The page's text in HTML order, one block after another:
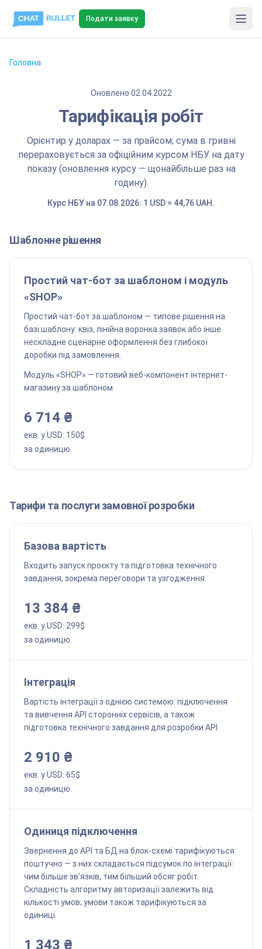
Подати заявку
Головна
Оновлено 02.04.2022
Тарифікація робіт
Орієнтир у доларах — за прайсом; сума в гривні
перераховується за офіційним курсом НБУ на дату
показу (оновлення курсу — щонайбільше раз на
годину).
Курс НБУ на 07.08.2026: 1 USD = 44,76 UAH.
Шаблонне рішення
Простий чат-бот за шаблоном і модуль
«SHOP»
Простий чат-бот за шаблоном — типове рішення на
базі шаблону: квіз, лінійна воронка заявок або інше
нескладне сценарне оформлення без глибокої
доробки під замовлення.
Модуль «SHOP» — готовий веб-компонент інтернет-
магазину за шаблоном.
6 714 ₴
екв. у USD: 150$
за одиницю.
Тарифи та послуги замовної розробки
Базова вартість
Входить запуск проєкту та підготовка технічного
завдання, зокрема переговори та узгодження.
13 384 ₴
екв. у USD: 299$
за одиницю.
Інтеграція
Вартість інтеграції з однією системою: підключення
та вивчення API сторонніх сервісів, а також
підготовка технічного завдання для розробки API.
2 910 ₴
екв. у USD: 65$
за одиницю.
Одиниця підключення
Звернення до API та БД на блок-схемі тарифікуються
поштучно — з них складається підсумок по інтеграції:
чим більше зв’язків, тим більший обсяг робіт.
Складність алгоритму авторизації залежить від
кількості умов; умови також тарифікуються за
одиниці.
1 343 ₴